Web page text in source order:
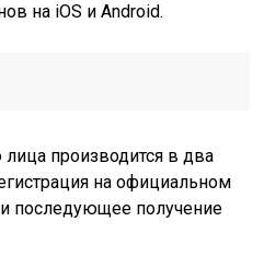
на iOS и Android.
лица производится в два
на официальном
последующее получение